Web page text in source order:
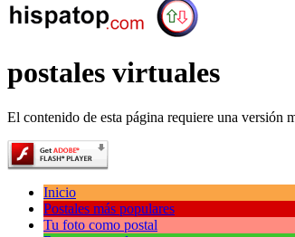
postales virtuales
El contenido de esta página requiere una versión
Inicio
Postales más populares
Tu foto como postal